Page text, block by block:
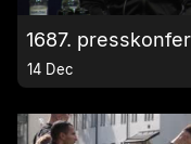
1687.
14 Dec